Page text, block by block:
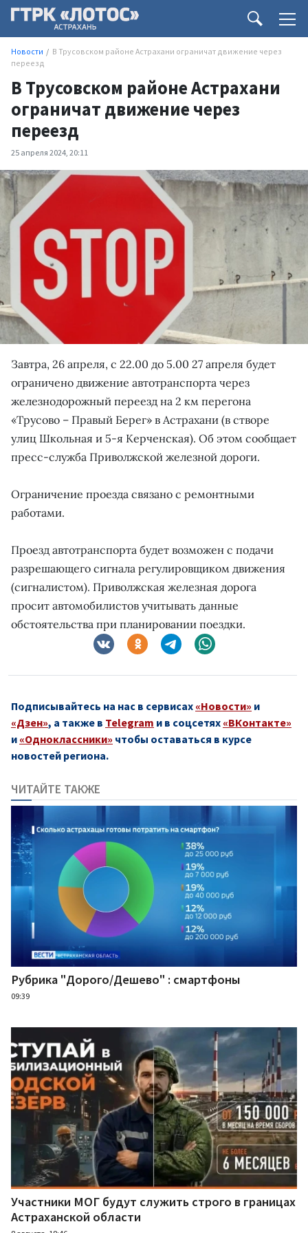
Новости
В Трусовском районе Астрахани ограничат движение через
переезд
В Трусовском районе Астрахани
ограничат движение через
переезд
25 апреля 2024, 20:11
Завтра, 26 апреля, с 22.00 до 5.00 27 апреля будет
ограничено движение автотранспорта через
железнодорожный переезд на 2 км перегона
«Трусово – Правый Берег» в Астрахани (в створе
улиц Школьная и 5-я Керченская). Об этом сообщает
пресс-служба Приволжской железной дороги.
Ограничение проезда связано с ремонтными
работами.
Проезд автотранспорта будет возможен с подачи
разрешающего сигнала регулировщиком движения
(сигналистом). Приволжская железная дорога
просит автомобилистов учитывать данные
обстоятельства при планировании поездки.
Подписывайтесь на нас в сервисах «Новости» и
«Дзен», а также в Telegram и в соцсетях «ВКонтакте»
и «Одноклассники» чтобы оставаться в курсе
новостей региона.
ЧИТАЙТЕ ТАКЖЕ
Рубрика "Дорого/Дешево" : смартфоны
09:39
Участники МОГ будут служить строго в границах
Астраханской области